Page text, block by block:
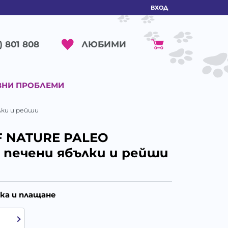
ВХОД
801 808 ЛЮБИМИ
ПРОБЛЕМИ
и рейши
NATURE PALEO
печени ябълки и рейши
и плащане